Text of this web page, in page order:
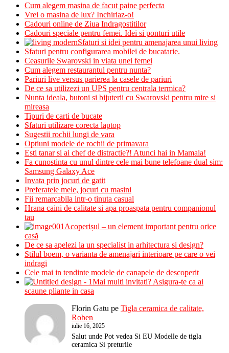
Cum alegem masina de facut paine perfecta
Vrei o masina de lux? Inchiriaz-o!
Cadouri online de Ziua Indragostitilor
Cadouri speciale pentru femei. Idei si ponturi utile
Sfaturi si idei pentru amenajarea unui living
Sfaturi pentru configurarea mobilei de bucatarie.
Ceasurile Swarovski in viata unei femei
Cum alegem restaurantul pentru nunta?
Pariuri live versus parierea la casele de pariuri
De ce sa utilizezi un UPS pentru centrala termica?
Nunta ideala, butoni si bijuterii cu Swarovski pentru mire si
mireasa
Tipuri de carti de bucate
Sfaturi utilizare corecta laptop
Sugestii rochii lungi de vara
Optiuni modele de rochii de primavara
Esti tanar si ai chef de distractie?! Atunci hai in Mamaia!
Fa cunostinta cu unul dintre cele mai bune telefoane dual sim:
Samsung Galaxy Ace
Invata prin jocuri de gatit
Preferatele mele, jocuri cu masini
Fii remarcabila intr-o tinuta casual
Hrana caini de calitate si apa proaspata pentru companionul
tau
Acoperișul – un element important pentru orice
casă
De ce sa apelezi la un specialist in arhitectura si design?
Stilul boem, o varianta de amenajari interioare pe care o vei
indragi
Cele mai in tendinte modele de canapele de descoperit
Mai multi invitati? Asigura-te ca ai
scaune pliante in casa
Florin Gatu pe Tigla ceramica de calitate,
Roben
iulie 16, 2025
Salut unde Pot vedea Si EU Modelle de tigla
ceramica Si preturile